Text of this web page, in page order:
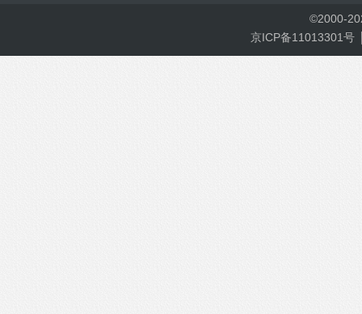
©2000-
京ICP备11013301号